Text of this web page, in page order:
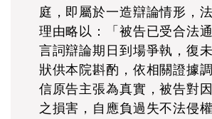
庭，即屬於一造辯論情形，
理由略以：「被告已受合法
言詞辯論期日到場爭執，復
狀供本院斟酌，依相關證據
信原告主張為真實，被告對
之損害，自應負過失不法侵